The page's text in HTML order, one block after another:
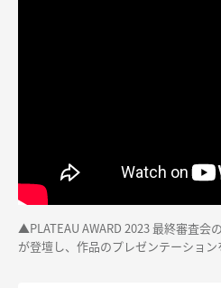
▲PLATEAU AWARD 2023 最終審査会
が登壇し、作品のプレゼンテーション